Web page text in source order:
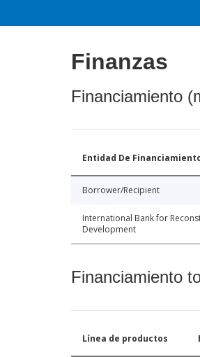
Finanzas
Financiamiento
Entidad De
Borrower/Recipient
International Bank for
Development
Financiamiento
Línea de productos